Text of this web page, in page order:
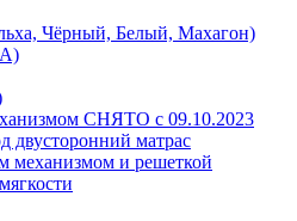
Чёрный, Белый, Махагон)
СНЯТО с 09.10.2023
двусторонний матрас
механизмом и решеткой